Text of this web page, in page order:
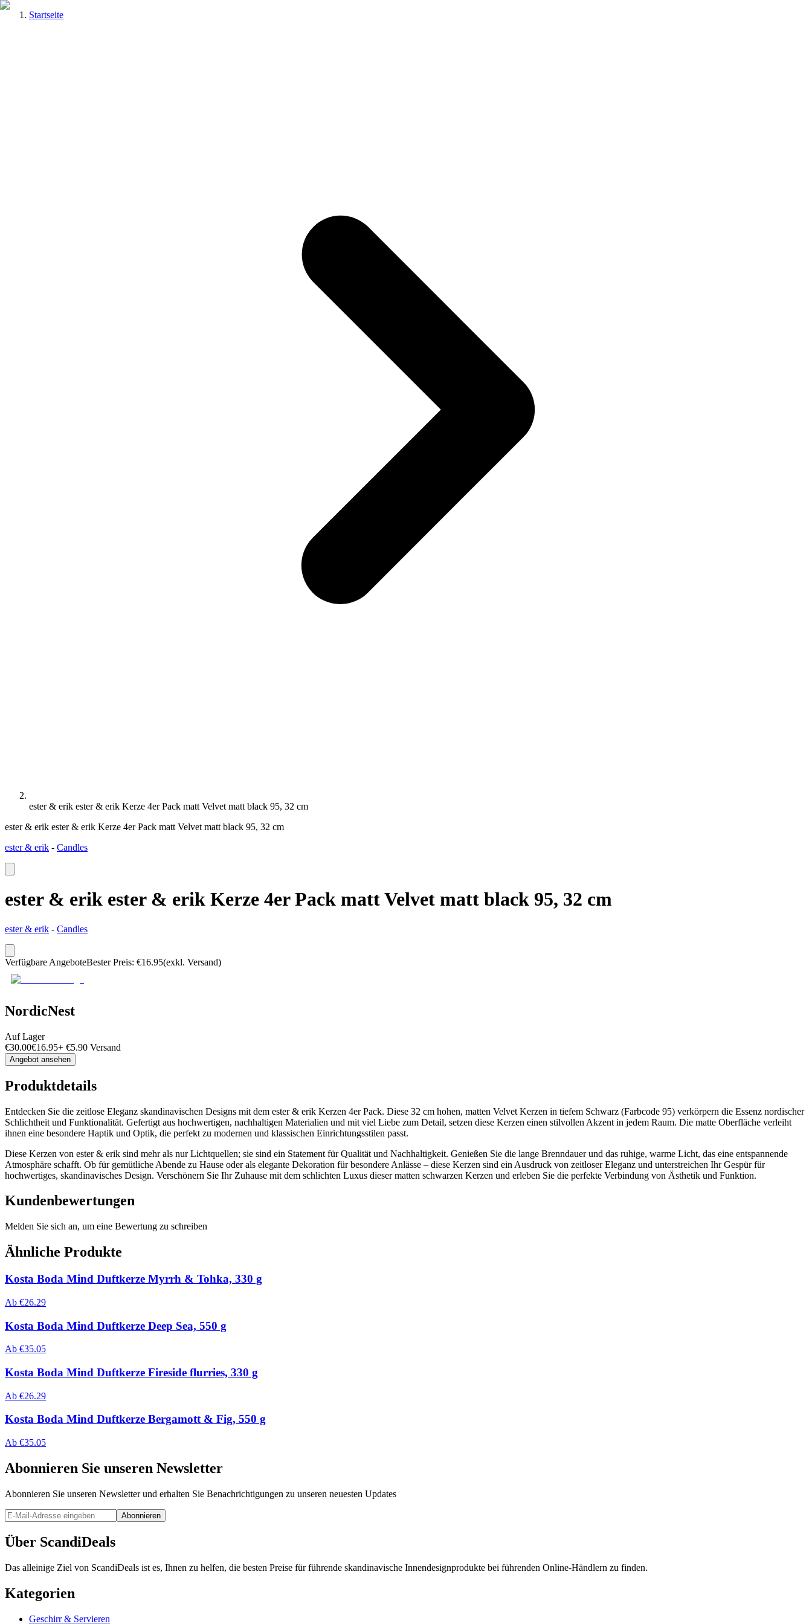
Startseite
ester & erik ester & erik Kerze 4er Pack matt Velvet matt black 95, 32 cm
ester & erik ester & erik Kerze 4er Pack matt Velvet matt black 95, 32 cm
ester & erik - Candles
ester & erik ester & erik Kerze 4er Pack matt Velvet matt black 95, 32 cm
ester & erik - Candles
Verfügbare AngeboteBester Preis: €16.95(exkl. Versand)
NordicNest
Auf Lager
€30.00€16.95+ €5.90 Versand
Angebot ansehen
Produktdetails
Entdecken Sie die zeitlose Eleganz skandinavischen Designs mit dem ester & erik Kerzen 4er Pack. Diese 32 cm hohen, matten Velvet Kerzen in tiefem Schwarz (Farbcode 95) verkörpern die Essenz nordischer
Schlichtheit und Funktionalität. Gefertigt aus hochwertigen, nachhaltigen Materialien und mit viel Liebe zum Detail, setzen diese Kerzen einen stilvollen Akzent in jedem Raum. Die matte Oberfläche verleiht
ihnen eine besondere Haptik und Optik, die perfekt zu modernen und klassischen Einrichtungsstilen passt.
Diese Kerzen von ester & erik sind mehr als nur Lichtquellen; sie sind ein Statement für Qualität und Nachhaltigkeit. Genießen Sie die lange Brenndauer und das ruhige, warme Licht, das eine entspannende
Atmosphäre schafft. Ob für gemütliche Abende zu Hause oder als elegante Dekoration für besondere Anlässe – diese Kerzen sind ein Ausdruck von zeitloser Eleganz und unterstreichen Ihr Gespür für
hochwertiges, skandinavisches Design. Verschönern Sie Ihr Zuhause mit dem schlichten Luxus dieser matten schwarzen Kerzen und erleben Sie die perfekte Verbindung von Ästhetik und Funktion.
Kundenbewertungen
Melden Sie sich an, um eine Bewertung zu schreiben
Ähnliche Produkte
Kosta Boda Mind Duftkerze Myrrh & Tohka, 330 g
Ab €26.29
Kosta Boda Mind Duftkerze Deep Sea, 550 g
Ab €35.05
Kosta Boda Mind Duftkerze Fireside flurries, 330 g
Ab €26.29
Kosta Boda Mind Duftkerze Bergamott & Fig, 550 g
Ab €35.05
Abonnieren Sie unseren Newsletter
Abonnieren Sie unseren Newsletter und erhalten Sie Benachrichtigungen zu unseren neuesten Updates
Abonnieren
Über ScandiDeals
Das alleinige Ziel von ScandiDeals ist es, Ihnen zu helfen, die besten Preise für führende skandinavische Innendesignprodukte bei führenden Online-Händlern zu finden.
Kategorien
Geschirr & Servieren